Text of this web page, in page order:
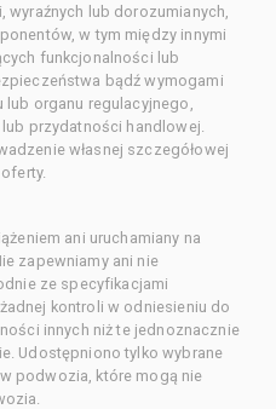
lub dorozumianych,
w tym między innymi
funkcjonalności lub
bądź wymogami
organu regulacyjnego,
przydatności handlowej.
własnej szczegółowej
ani uruchamiany na
zapewniamy ani nie
ze specyfikacjami
kontroli w odniesieniu do
innych niż te jednoznacznie
Udostępniono tylko wybrane
podwozia, które mogą nie